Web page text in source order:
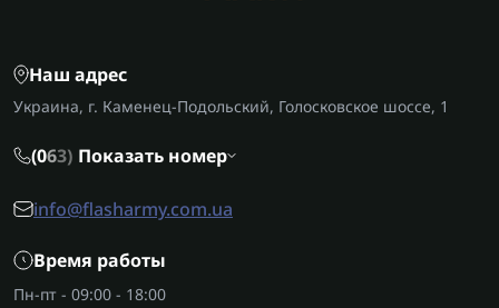
Наш адрес
Украина, г. Каменец-Подольский, Голосковское шоссе, 1
(063) Показать номер
info@flasharmy.com.ua
Время работы
Пн-пт - 09:00 - 18:00